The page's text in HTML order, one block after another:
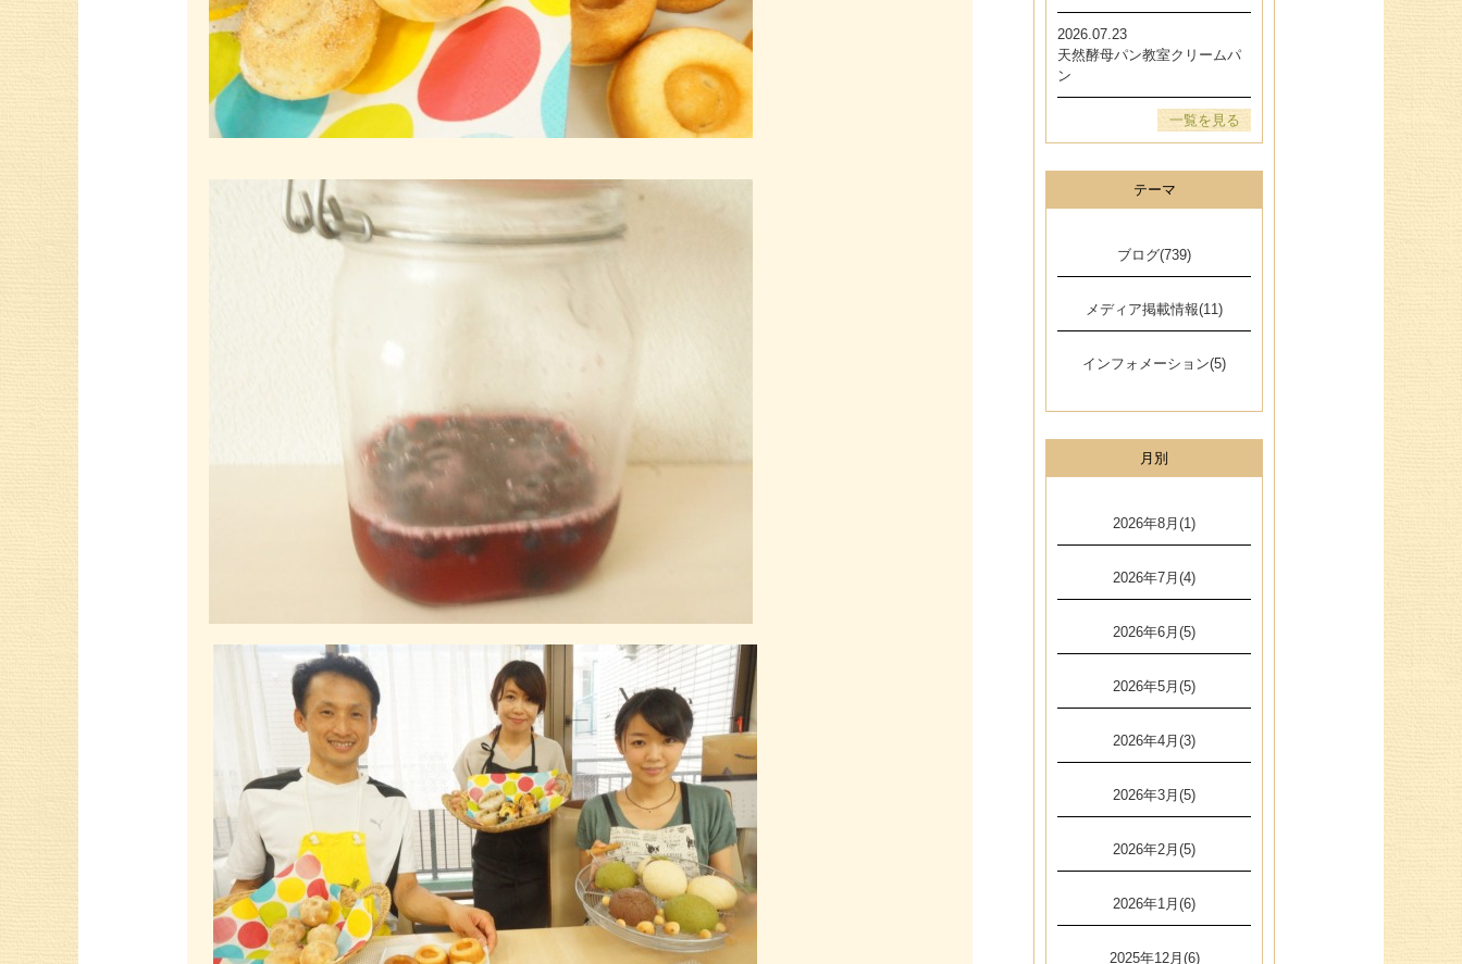
2026.07.23
天然酵母パン教室クリームパ
ン
一覧を見る
テーマ
ブログ(739)
メディア掲載情報(11)
インフォメーション(5)
月別
2026年8月(1)
2026年7月(4)
2026年6月(5)
2026年5月(5)
2026年4月(3)
2026年3月(5)
2026年2月(5)
2026年1月(6)
2025年12月(6)